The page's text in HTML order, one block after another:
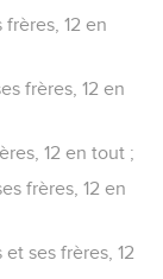
12 en
frères, 12 en
12 en tout ;
frères, 12 en
ses frères, 12